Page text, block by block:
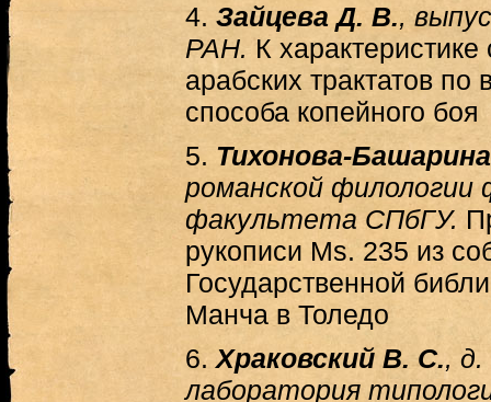
4. Зайцева Д. В.,
РАН. К
арабских трактатов
способа копейного боя
5. Тихонова-
романской филологии
факультета СПбГУ.
рукописи Ms. 235 из
Государственной
Манча в Толедо
6. Храковский В. С.,
лаборатория